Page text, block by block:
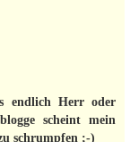
endlich Herr oder
scheint mein
schrumpfen ;-)